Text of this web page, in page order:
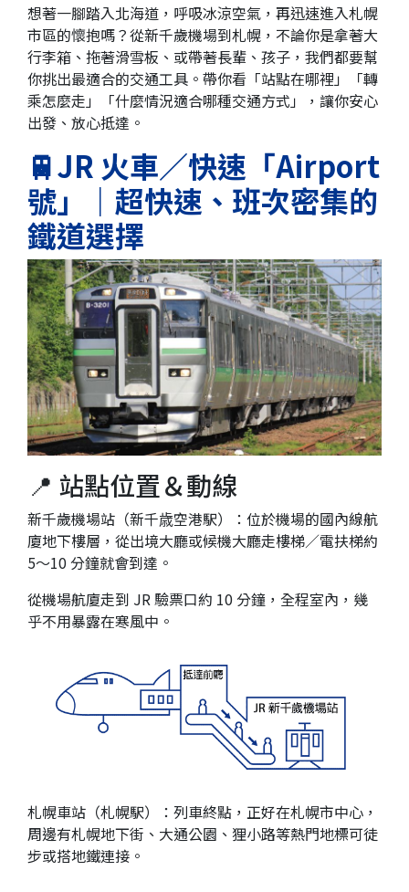
想著一腳踏入北海道，呼吸冰涼空氣，再迅速進入札幌
市區的懷抱嗎？從新千歲機場到札幌，不論你是拿著大
行李箱、拖著滑雪板、或帶著長輩、孩子，我們都要幫
你挑出最適合的交通工具。帶你看「站點在哪裡」「轉
乘怎麼走」「什麼情況適合哪種交通方式」，讓你安心
出發、放心抵達。
🚆JR 火車／快速「Airport
號」｜超快速、班次密集的
鐵道選擇
📍 站點位置＆動線
新千歲機場站（新千歳空港駅）：位於機場的國內線航
廈地下樓層，從出境大廳或候機大廳走樓梯／電扶梯約
5～10 分鐘就會到達。
從機場航廈走到 JR 驗票口約 10 分鐘，全程室內，幾
乎不用暴露在寒風中。
札幌車站（札幌駅）：列車終點，正好在札幌市中心，
周邊有札幌地下街、大通公園、狸小路等熱門地標可徒
步或搭地鐵連接。